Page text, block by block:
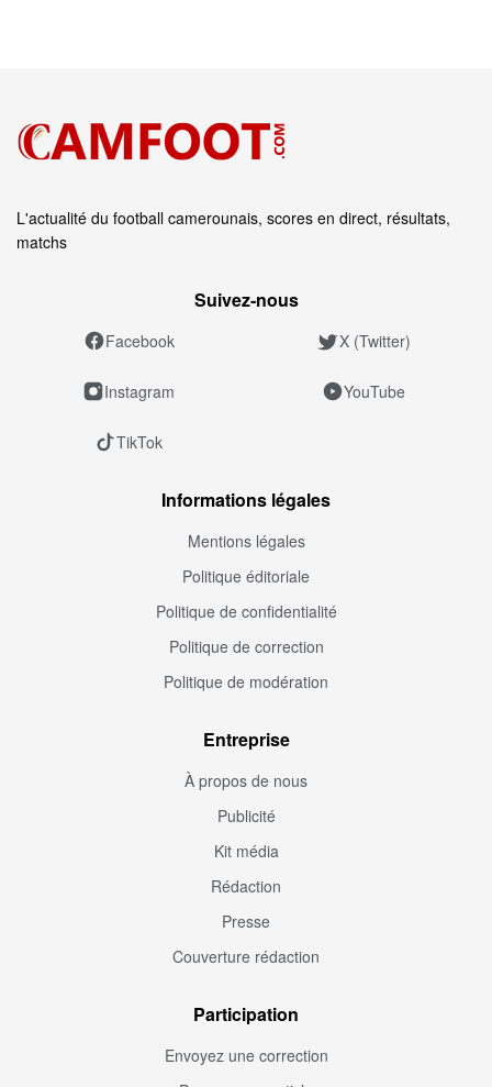
L'actualité du football camerounais, scores en direct, résultats,
matchs
Suivez‑nous
Facebook X (Twitter)
Instagram YouTube
TikTok
Informations légales
Mentions légales
Politique éditoriale
Politique de confidentialité
Politique de correction
Politique de modération
Entreprise
À propos de nous
Publicité
Kit média
Rédaction
Presse
Couverture rédaction
Participation
Envoyez une correction